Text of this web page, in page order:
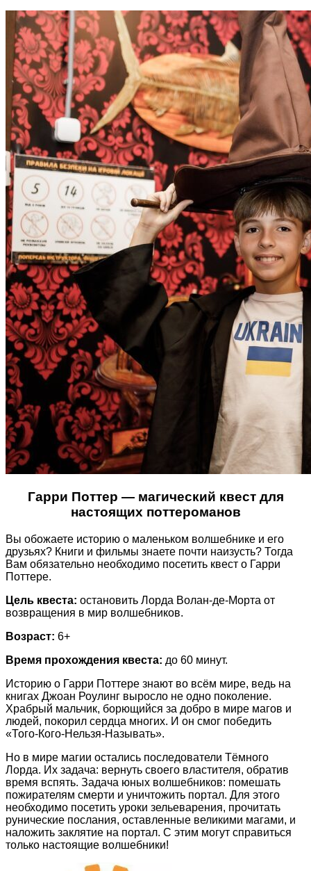
Гарри Поттер — магический квест для
настоящих поттероманов
Вы обожаете историю о маленьком волшебнике и его
друзьях? Книги и фильмы знаете почти наизусть? Тогда
Вам обязательно необходимо посетить квест о Гарри
Поттере.
Цель квеста: остановить Лорда Волан-де-Морта от
возвращения в мир волшебников.
Возраст: 6+
Время прохождения квеста: до 60 минут.
Историю о Гарри Поттере знают во всём мире, ведь на
книгах Джоан Роулинг выросло не одно поколение.
Храбрый мальчик, борющийся за добро в мире магов и
людей, покорил сердца многих. И он смог победить
«Того-Кого-Нельзя-Называть».
Но в мире магии остались последователи Тёмного
Лорда. Их задача: вернуть своего властителя, обратив
время вспять. Задача юных волшебников: помешать
пожирателям смерти и уничтожить портал. Для этого
необходимо посетить уроки зельеварения, прочитать
рунические послания, оставленные великими магами, и
наложить заклятие на портал. С этим могут справиться
только настоящие волшебники!